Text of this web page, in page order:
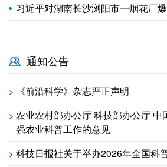
习近平对湖南长沙浏阳市一烟花厂
通知公告
> 《前沿科学》杂志严正声明
> 农业农村部办公厅 科技部办公厅 中
强农业科普工作的意见
> 科技日报社关于举办2026年全国科